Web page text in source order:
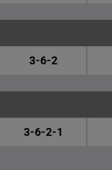
3-6-2
3-6-2-1